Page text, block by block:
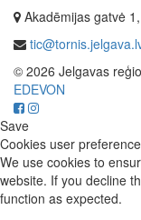
Akadēmijas gatvė
© 2026 Jelgavas
EDEVON
Save
Cookies user
We use cookies to
website. If you decline
function as expected.